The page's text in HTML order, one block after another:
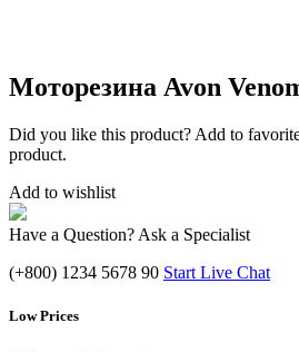
Моторезина Avon
Did you like this product? Add to
product.
Add to wishlist
Have a Question? Ask a Specialist
(+800) 1234 5678 90 Start Live Chat
Low Prices